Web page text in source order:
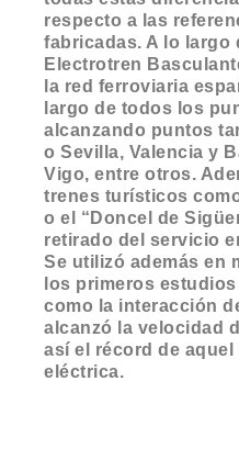
respecto a las
fabricadas. A lo largo
Electrotren
la red ferroviaria
largo de todos los
alcanzando puntos
o Sevilla, Valencia y
Vigo, entre otros.
trenes turísticos
o el “Doncel de
retirado del servicio
Se utilizó además en
los primeros
como la interacción
alcanzó la velocidad
así el récord de
eléctrica.